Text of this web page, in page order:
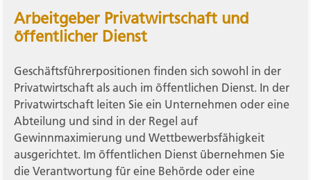
Arbeitgeber Privatwirtschaft und
öffentlicher Dienst
Geschäftsführerpositionen finden sich sowohl in der
Privatwirtschaft als auch im öffentlichen Dienst. In der
Privatwirtschaft leiten Sie ein Unternehmen oder eine
Abteilung und sind in der Regel auf
Gewinnmaximierung und Wettbewerbsfähigkeit
ausgerichtet. Im öffentlichen Dienst übernehmen Sie
die Verantwortung für eine Behörde oder eine